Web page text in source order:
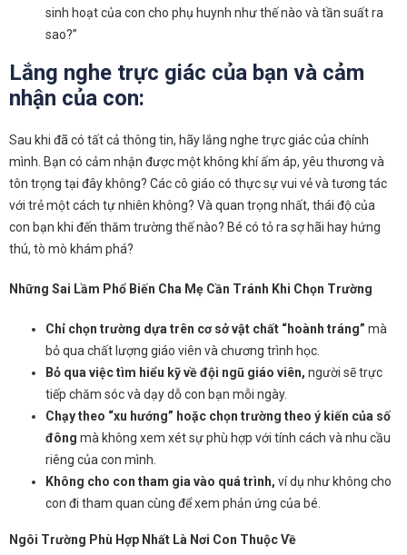
sinh hoạt của con cho phụ huynh như thế nào và tần suất ra
sao?”
Lắng nghe trực giác của bạn và cảm
nhận của con:
Sau khi đã có tất cả thông tin, hãy lắng nghe trực giác của chính
mình. Bạn có cảm nhận được một không khí ấm áp, yêu thương và
tôn trọng tại đây không? Các cô giáo có thực sự vui vẻ và tương tác
với trẻ một cách tự nhiên không? Và quan trọng nhất, thái độ của
con bạn khi đến thăm trường thế nào? Bé có tỏ ra sợ hãi hay hứng
thú, tò mò khám phá?
Những Sai Lầm Phổ Biến Cha Mẹ Cần Tránh Khi Chọn Trường
Chỉ chọn trường dựa trên cơ sở vật chất “hoành tráng” mà
bỏ qua chất lượng giáo viên và chương trình học.
Bỏ qua việc tìm hiểu kỹ về đội ngũ giáo viên, người sẽ trực
tiếp chăm sóc và dạy dỗ con bạn mỗi ngày.
Chạy theo “xu hướng” hoặc chọn trường theo ý kiến của số
đông mà không xem xét sự phù hợp với tính cách và nhu cầu
riêng của con mình.
Không cho con tham gia vào quá trình, ví dụ như không cho
con đi tham quan cùng để xem phản ứng của bé.
Ngôi Trường Phù Hợp Nhất Là Nơi Con Thuộc Về